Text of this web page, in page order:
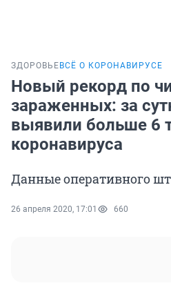
ЗДОРОВЬЕ ВСЁ О КОРОНАВИРУСЕ
Новый рекорд по
зараженных: за
выявили больше 6
коронавируса
Данные оперативного
26 апреля 2020, 17:01 660